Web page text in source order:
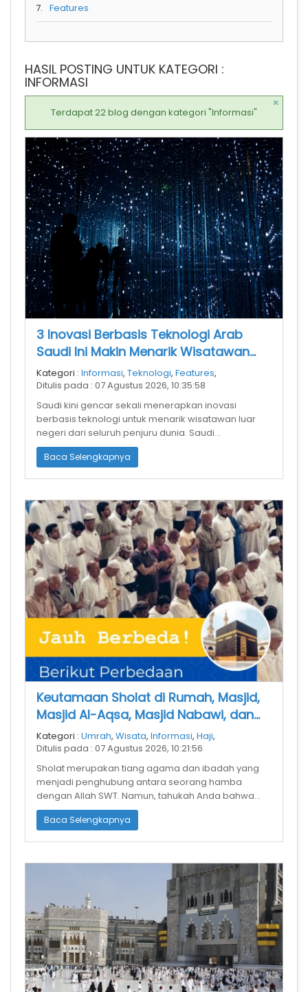
HASIL POSTING UNTUK KATEGORI :
INFORMASI
Terdapat 22 blog dengan kategori "Informasi"
×
3 Inovasi Berbasis Teknologi Arab
Saudi Ini Makin Menarik Wisatawan
Mancanegara
Kategori : Informasi, Teknologi, Features,
Ditulis pada : 07 Agustus 2026, 10:35:58
Saudi kini gencar sekali menerapkan inovasi
berbasis teknologi untuk menarik wisatawan luar
negeri dari seluruh penjuru dunia. Saudi
menargetkan untuk mendatangkan jutaan turi
Baca Selengkapnya
Keutamaan Sholat di Rumah, Masjid,
Masjid Al-Aqsa, Masjid Nabawi, dan
Masjidil Haram: Mana yang Paling
Utama?
Kategori : Umrah, Wisata, Informasi, Haji,
Ditulis pada : 07 Agustus 2026, 10:21:56
Sholat merupakan tiang agama dan ibadah yang
menjadi penghubung antara seorang hamba
dengan Allah SWT. Namun, tahukah Anda bahwa
pahala sholat dapat berbeda tergantung di mana
Baca Selengkapnya
7. Features